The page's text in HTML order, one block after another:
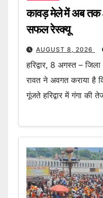
कावड़ मेले में अब तक
सफल रेस्क्यू
AUGUST 8, 2026
हरिद्वार, 8 अगस्त –
रावत ने अवगत कराया है
गूंजते हरिद्वार में गंगा